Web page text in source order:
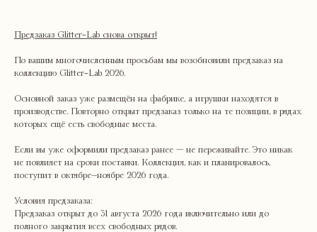
Предзаказ Glitter-Lab снова открыт!
По вашим многочисленным просьбам мы возобновили предзаказ на
коллекцию Glitter-Lab 2026.
Основной заказ уже размещён на фабрике, а игрушки находятся в
производстве. Повторно открыт предзаказ только на те позиции, в рядах
которых ещё есть свободные места.
Если вы уже оформили предзаказ ранее — не переживайте. Это никак
не повлияет на сроки поставки. Коллекция, как и планировалось,
поступит в октябре–ноябре 2026 года.
Условия предзаказа:
Предзаказ открыт до 31 августа 2026 года включительно или до
полного закрытия всех свободных рядов.